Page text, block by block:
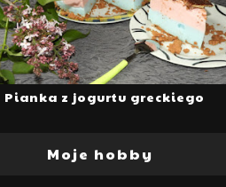
Pianka z jogurtu greckiego
Moje hobby